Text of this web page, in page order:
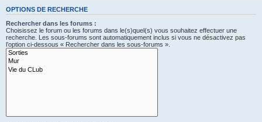
OPTIONS DE RECHERCHE
Rechercher dans les forums :
Choisissez le forum ou les forums dans le(s)quel(s) vous souhaitez effectuer une
recherche. Les sous-forums sont automatiquement inclus si vous ne désactivez pas
l’option ci-dessous « Rechercher dans les sous-forums ».